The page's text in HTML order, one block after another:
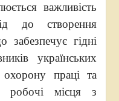
важливість
до створення
гідні
українських
праці та
робочі місця з